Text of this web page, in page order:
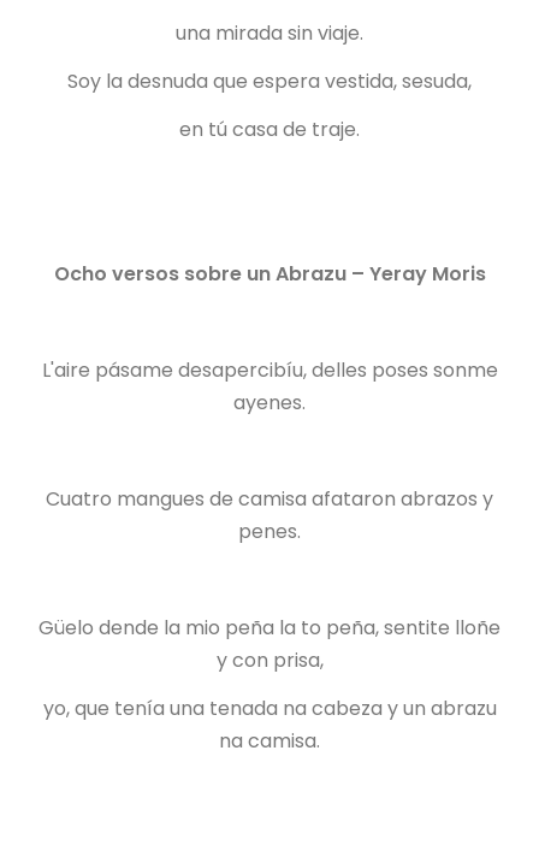
una mirada sin viaje.
Soy la desnuda que espera vestida, sesuda,
en tú casa de traje.
Ocho versos sobre un Abrazu – Yeray Moris
L'aire pásame desapercibíu, delles poses sonme
ayenes.
Cuatro mangues de camisa afataron abrazos y
penes.
Güelo dende la mio peña la to peña, sentite lloñe
y con prisa,
yo, que tenía una tenada na cabeza y un abrazu
na camisa.